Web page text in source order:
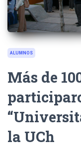
ALUMNOS
Más de
la UCh